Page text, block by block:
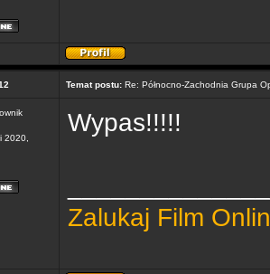
Temat postu: Re: Północno-Zachodnia Grupa
2020,
Wypas!!!!!
Zalukaj Film